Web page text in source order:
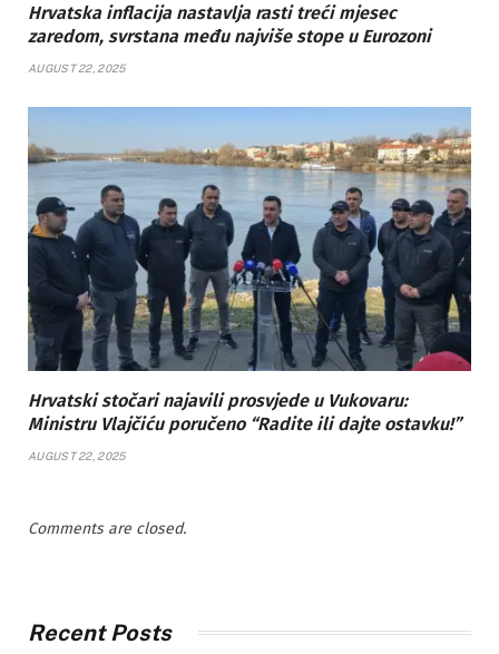
Hrvatska inflacija nastavlja rasti treći mjesec
zaredom, svrstana među najviše stope u Eurozoni
AUGUST 22, 2025
Hrvatski stočari najavili prosvjede u Vukovaru:
Ministru Vlajčiću poručeno “Radite ili dajte ostavku!”
AUGUST 22, 2025
Comments are closed.
Recent Posts